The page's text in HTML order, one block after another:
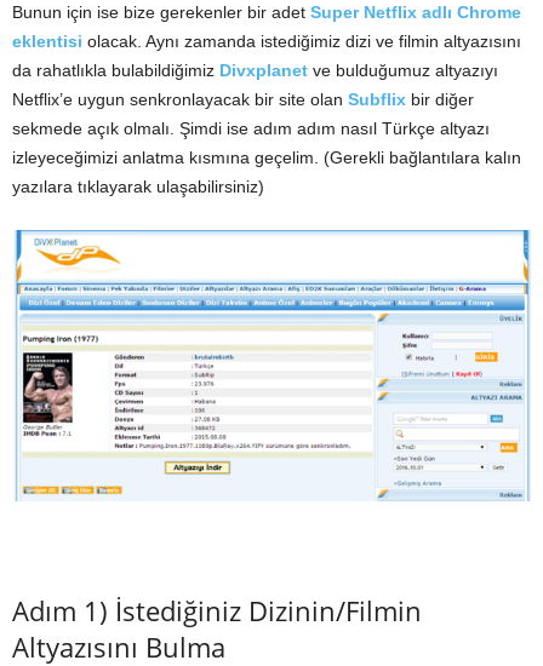
Bunun için ise bize gerekenler bir adet Super Netflix adlı Chrome
eklentisi olacak. Aynı zamanda istediğimiz dizi ve filmin altyazısını
da rahatlıkla bulabildiğimiz Divxplanet ve bulduğumuz altyazıyı
Netflix’e uygun senkronlayacak bir site olan Subflix bir diğer
sekmede açık olmalı. Şimdi ise adım adım nasıl Türkçe altyazı
izleyeceğimizi anlatma kısmına geçelim. (Gerekli bağlantılara kalın
yazılara tıklayarak ulaşabilirsiniz)
Adım 1) İstediğiniz Dizinin/Filmin
Altyazısını Bulma